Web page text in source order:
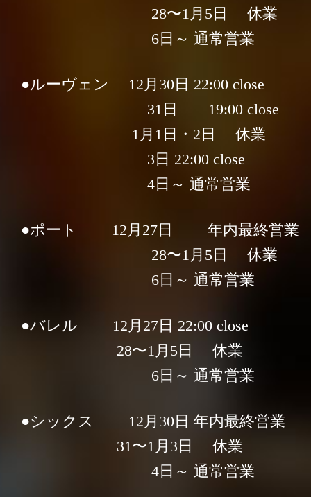
お問い合わせ ／
OUR LOCATIONS
TOKYO
東京 丸の内 東京 大手町
28〜1月5日 休業
6日～ 通常営業
●ルーヴェン 12月30日 22:00 close
31日 19:00 close
1月1日・2日 休業
3日 22:00 close
4日～ 通常営業
●ポート 12月27日 年内最終営業
28〜1月5日 休業
6日～ 通常営業
●バレル 12月27日 22:00 close
28〜1月5日 休業
6日～ 通常営業
●シックス 12月30日 年内最終営業
31〜1月3日 休業
4日～ 通常営業